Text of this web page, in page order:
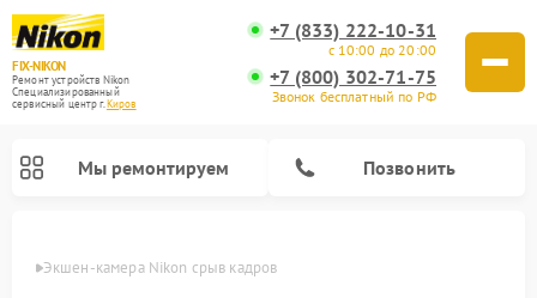
FIX-NIKON
Ремонт устройств Nikon
Специализированный
cервисный центр г.Киров
+7 (833) 222-10-31
с 10:00 до 20:00
+7 (800) 302-71-75
Звонок бесплатный по РФ
Мы ремонтируем Позвонить
Экшен-камера Nikon срыв кадров